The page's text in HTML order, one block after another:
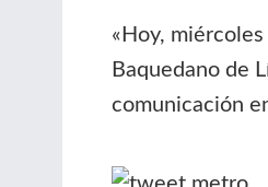
«Hoy,
Baquedano de
comunicación